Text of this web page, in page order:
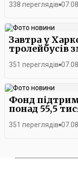
338 переглядів
Завтра у
тролейбусів
351 переглядів
Фонд
понад 55,5
351 переглядів